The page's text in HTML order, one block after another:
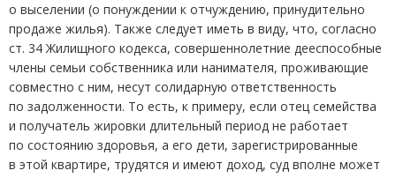
о выселении (о понуждении к отчуждению, принудительно
продаже жилья). Также следует иметь в виду, что, согласно
ст. 34 Жилищного кодекса, совершеннолетние дееспособные
члены семьи собственника или нанимателя, проживающие
совместно с ним, несут солидарную ответственность
по задолженности. То есть, к примеру, если отец семейства
и получатель жировки длительный период не работает
по состоянию здоровья, а его дети, зарегистрированные
в этой квартире, трудятся и имеют доход, суд вполне может